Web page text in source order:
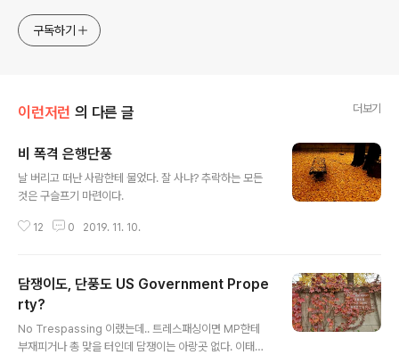
approach will be to resist any common sense or
generalized viewpoint
구독하기
이런저런 의 다른 글 더보기
비 폭격 은행단풍
날 버리고 떠난 사람한테 물었다. 잘 사냐? 추락하는 모든
것은 구슬프기 마련이다.
12 0 2019. 11. 10.
담쟁이도, 단풍도 US Government Prope
rty?
No Trespassing 이랬는데.. 트레스패싱이면 MP한테
부재피거나 총 맞을 터인데 담쟁이는 아랑곳 없다. 이태원